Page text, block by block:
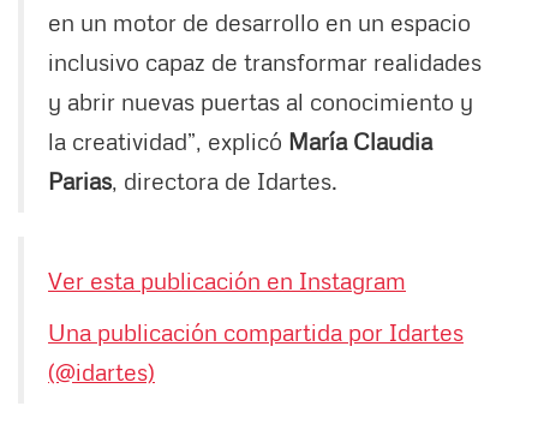
en un motor de desarrollo en un espacio
inclusivo capaz de transformar realidades
y abrir nuevas puertas al conocimiento y
la creatividad”, explicó María Claudia
Parias, directora de Idartes.
Ver esta publicación en Instagram
Una publicación compartida por Idartes
(@idartes)